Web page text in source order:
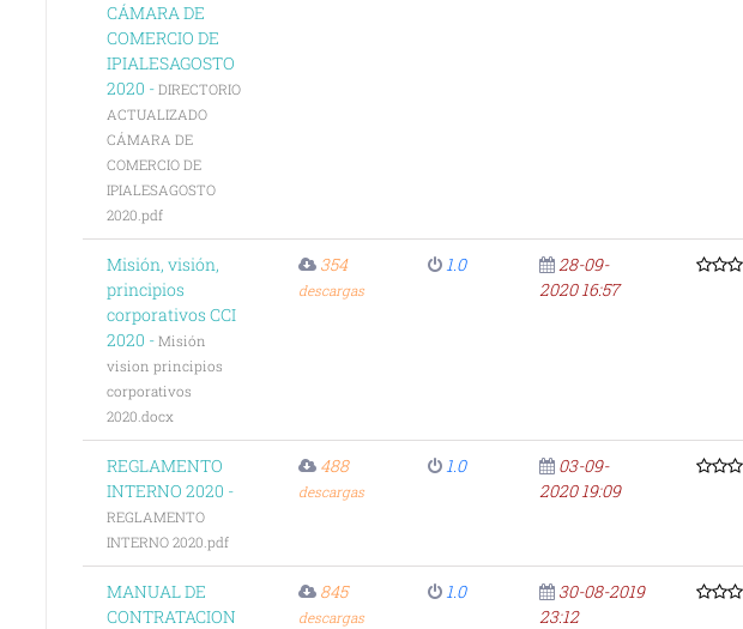
CÁMARA DE
COMERCIO DE
IPIALESAGOSTO
2020 - DIRECTORIO
ACTUALIZADO
CÁMARA DE
COMERCIO DE
IPIALESAGOSTO
2020.pdf
Misión, visión,
principios
corporativos CCI
2020 - Misión
vision principios
corporativos
2020.docx
354
descargas
1.0
28-09-
2020 16:57
REGLAMENTO
INTERNO 2020 -
REGLAMENTO
INTERNO 2020.pdf
488
descargas
1.0
03-09-
2020 19:09
MANUAL DE
CONTRATACION
845
descargas
1.0
30-08-2019
23:12